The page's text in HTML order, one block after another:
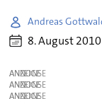
Andreas
8. August 2010
ANZEIGE
ANZEIGE
ANZEIGE